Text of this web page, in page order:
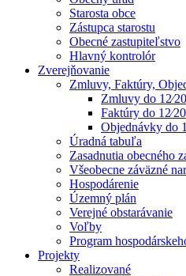
Starosta obce
Zástupca starostu
Obecné zastupiteľstvo
Hlavný kontrolór
Zverejňovanie
Zmluvy, Faktúry,
Zmluvy do
Faktúry do
Objednávky do
Úradná tabuľa
Zasadnutia obecného
Všeobecne záväzné
Hospodárenie
Územný plán
Verejné obstarávanie
Voľby
Program
Projekty
Realizované